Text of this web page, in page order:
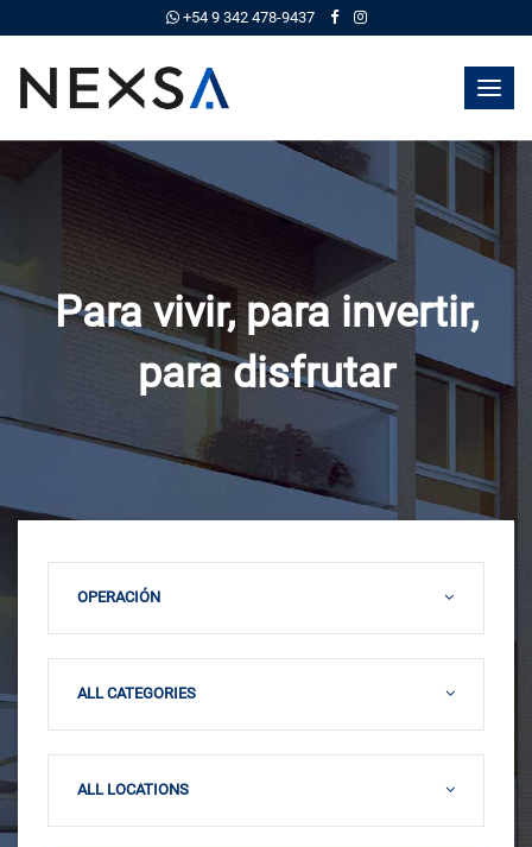
+54 9 342 478-9437
Para vivir, para invertir,
para disfrutar
OPERACIÓN
ALL CATEGORIES
ALL LOCATIONS